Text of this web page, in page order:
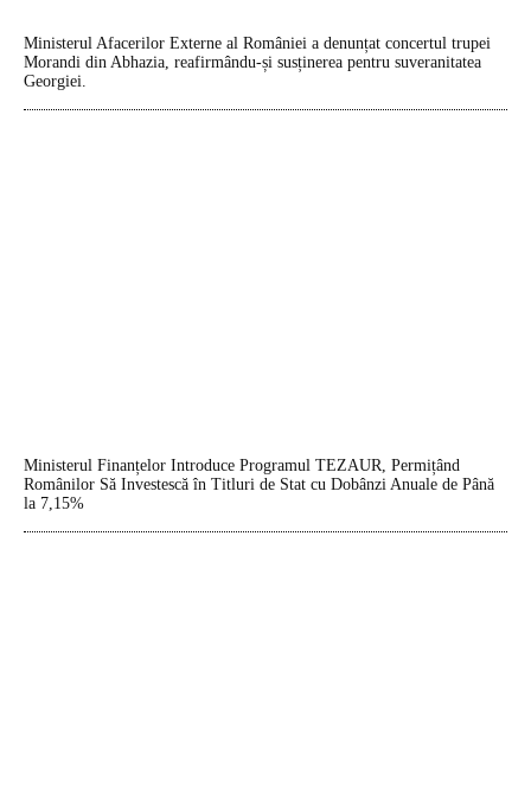
Ministerul Afacerilor Externe al României a denunțat concertul trupei
Morandi din Abhazia, reafirmându-și susținerea pentru suveranitatea
Georgiei.
Ministerul Finanțelor Introduce Programul TEZAUR, Permițând
Românilor Să Investescă în Titluri de Stat cu Dobânzi Anuale de Până
la 7,15%